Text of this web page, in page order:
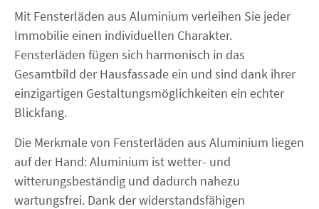
Mit Fensterläden aus Aluminium verleihen Sie jeder
Immobilie einen individuellen Charakter.
Fensterläden fügen sich harmonisch in das
Gesamtbild der Hausfassade ein und sind dank ihrer
einzigartigen Gestaltungsmöglichkeiten ein echter
Blickfang.
Die Merkmale von Fensterläden aus Aluminium liegen
auf der Hand: Aluminium ist wetter- und
witterungsbeständig und dadurch nahezu
wartungsfrei. Dank der widerstandsfähigen